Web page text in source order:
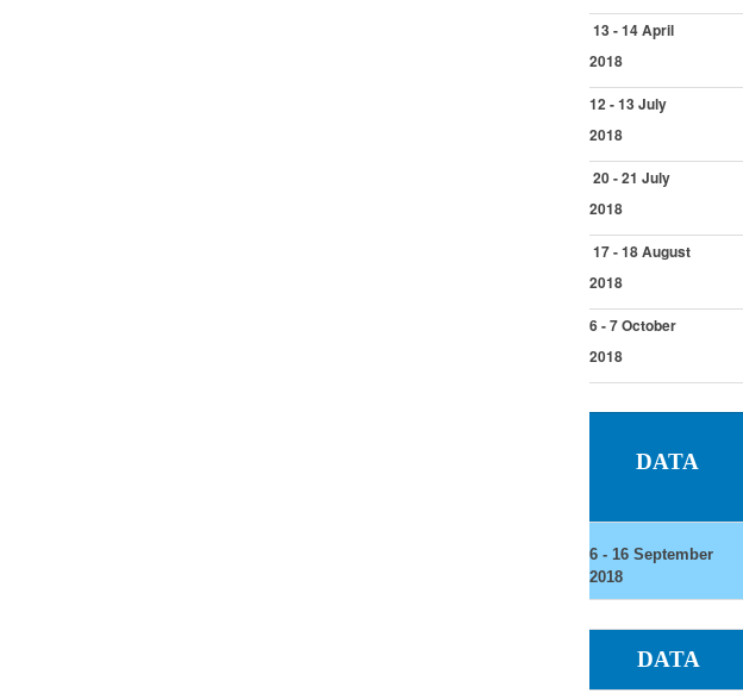
13 - 14 April
2018
12 - 13 July
2018
20 - 21 July
2018
17 - 18 August
2018
6 - 7 October
2018
DATA
6 - 16 September
2018
DATA